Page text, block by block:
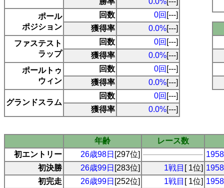
ポール
ポジション
回数 0回 [---]
獲得率
0.0%[---]
ファステスト
ラップ
回数 0回 [---]
獲得率
0.0%[---]
ポールトゥ
ウィン
回数 0回 [---]
獲得率
0.0%[---]
グランドスラム
回数 0回 [---]
獲得率
0.0%[---]
年齢
レース数
初エントリー
26歳98日 [297位]
初決勝
26歳99日 [283位] 1戦目 [ 1位]
初完走
26歳99日 [252位] 1戦目 [ 1位]